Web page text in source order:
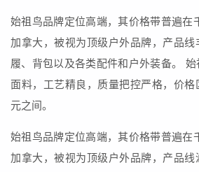
始祖鸟品牌定位高端，其价格带普遍在
加拿大，被视为顶级户外品牌，产品
履、背包以及各类配件和户外装备。
面料，工艺精良，质量把控严格，价
元之间。
始祖鸟品牌定位高端，其价格带普遍在
加拿大，被视为顶级户外品牌，产品线